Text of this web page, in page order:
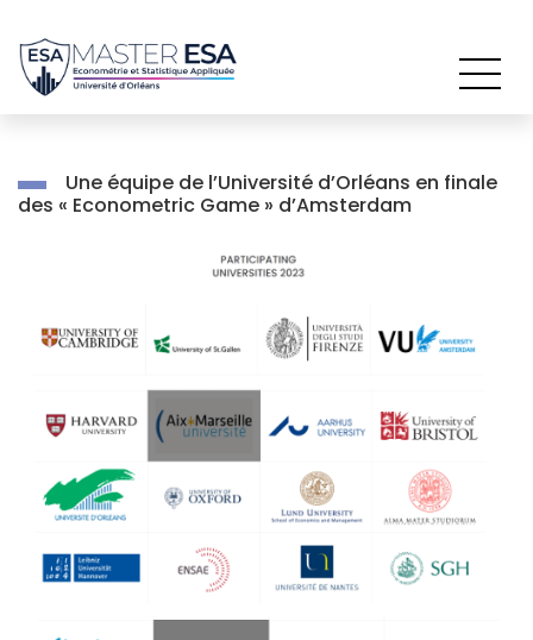
au
contenu
Une équipe de l’Université d’Orléans en finale
des « Econometric Game » d’Amsterdam